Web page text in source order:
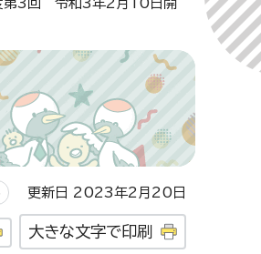
第3回 令和3年2月10日開
更新日 2023年2月20日
大きな文字で印刷